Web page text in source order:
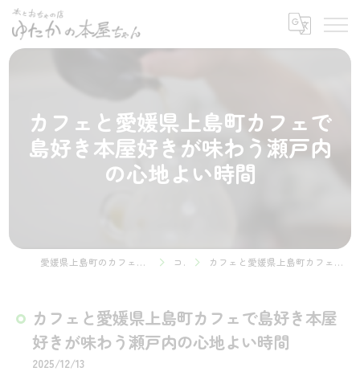
カフェと愛媛県上島町カフェで
島好き本屋好きが味わう瀬戸内
の心地よい時間
愛媛県上島町のカフェなら本とおちゃの店 ゆたかの本屋ちゃん コラム カフェと愛媛県上島町カフェで島好き本屋好きが味わう瀬戸内の心地よい時間
カフェと愛媛県上島町カフェで島好き本屋
好きが味わう瀬戸内の心地よい時間
2025/12/13